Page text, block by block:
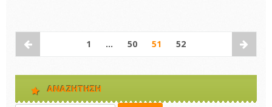
1 … 50 51 52
ΑΝΑΖΉΤΗΣΗ